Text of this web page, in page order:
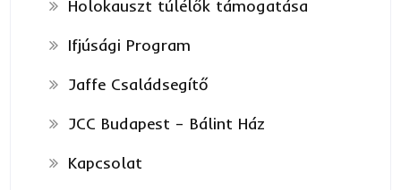
Holokauszt túlélők támogatása
Ifjúsági Program
Jaffe Családsegítő
JCC Budapest – Bálint Ház
Kapcsolat